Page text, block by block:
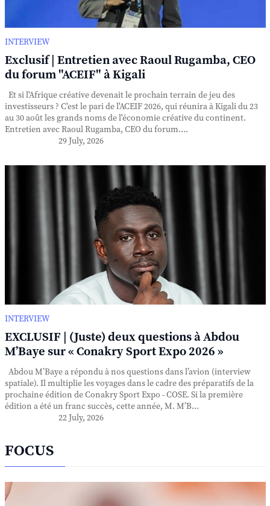
INTERVIEW
Exclusif | Entretien avec Raoul Rugamba, CEO
du forum "ACEIF" à Kigali
Et si l'Afrique créative devenait le prochain terrain de jeu des
investisseurs ? C'est le pari de l'ACEIF 2026, qui réunira à Kigali du 23
au 30 août les grands noms de l'économie créative du continent.
Entretien avec Raoul Rugamba, CEO du forum....
29 July, 2026
INTERVIEW
EXCLUSIF | (Juste) deux questions à Abdou
M’Baye sur « Conakry Sport Expo 2026 »
Abdou M’Baye a répondu à nos questions dans l’avion (interview
spatiale). Il multiplie les voyages dans le cadre des préparatifs de la
prochaine édition de Conakry Sport Expo - COSE. Si la première
édition a été un franc succès, cette année, M. M’B...
22 July, 2026
FOCUS